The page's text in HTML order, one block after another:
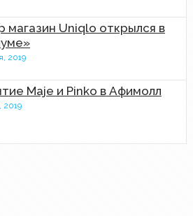
магазин Uniqlo открылся в
2019
Maje и Pinko в Афимолл
2019